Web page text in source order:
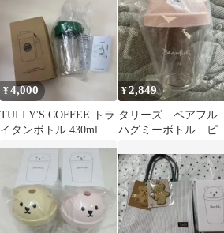
¥4,000
TULLY'S COFFEE トラ
イタンボトル 430ml
¥2,849
タリーズ ベアフル
ハグミーボトル ピン